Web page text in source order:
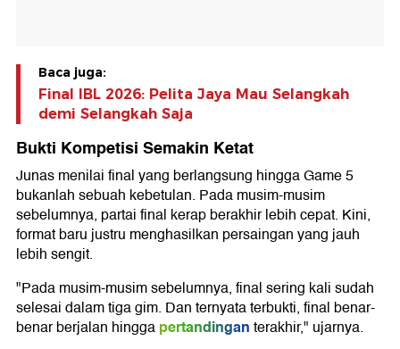
Baca juga:
Final IBL 2026: Pelita Jaya Mau Selangkah
demi Selangkah Saja
Bukti Kompetisi Semakin Ketat
Junas menilai final yang berlangsung hingga Game 5
bukanlah sebuah kebetulan. Pada musim-musim
sebelumnya, partai final kerap berakhir lebih cepat. Kini,
format baru justru menghasilkan persaingan yang jauh
lebih sengit.
"Pada musim-musim sebelumnya, final sering kali sudah
selesai dalam tiga gim. Dan ternyata terbukti, final benar-
benar berjalan hinggapertandinganterakhir," ujarnya.